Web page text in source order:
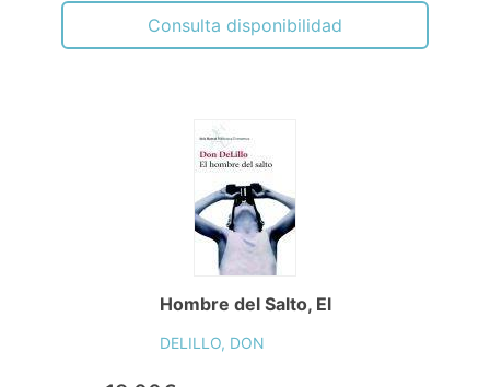
Consulta disponibilidad
Hombre del Salto, El
DELILLO, DON